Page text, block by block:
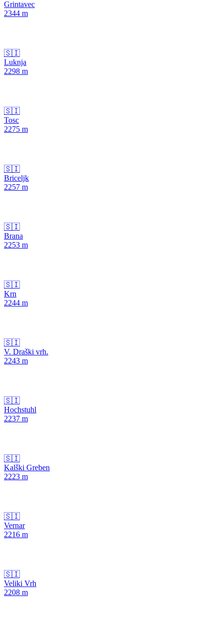
Grintavec
2344 m
🇸🇮
Luknja
2298 m
🇸🇮
Tosc
2275 m
🇸🇮
Briceljk
2257 m
🇸🇮
Brana
2253 m
🇸🇮
Krn
2244 m
🇸🇮
V. Draški vrh.
2243 m
🇸🇮
Hochstuhl
2237 m
🇸🇮
Kalški Greben
2223 m
🇸🇮
Vernar
2216 m
🇸🇮
Veliki Vrh
2208 m